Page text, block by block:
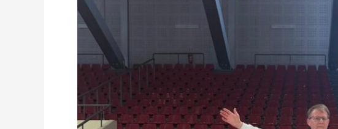
DE
BRONZE
NO
MEDIGAMES
2026